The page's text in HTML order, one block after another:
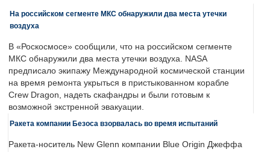
На российском сегменте МКС обнаружили два места утечки
воздуха
В «Роскосмосе» сообщили, что на российском сегменте
МКС обнаружили два места утечки воздуха. NASA
предписало экипажу Международной космической станции
на время ремонта укрыться в пристыкованном корабле
Crew Dragon, надеть скафандры и были готовым к
возможной экстренной эвакуации.
Ракета компании Безоса взорвалась во время испытаний
Ракета-носитель New Glenn компании Blue Origin Джеффа